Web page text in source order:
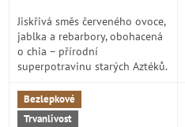
Jiskřivá směs červeného ovoce,
jablka a rebarbory, obohacená
o chia – přírodní
superpotravinu starých Aztéků.
a koření, bez přidaných cukrů,
který...
Bezlepkové
Trvanlivost